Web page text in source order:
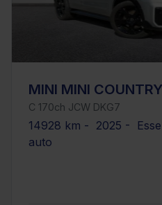
de financement, la
devient simple et sereine.
MINI MINI
C 170ch JCW DKG7
14928 km - 2025 -
auto